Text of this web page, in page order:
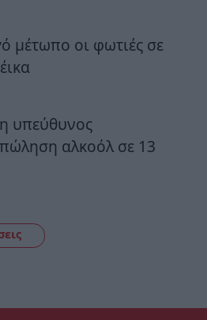
μέτωπο οι φωτιές σε
υπεύθυνος
αλκοόλ σε 13